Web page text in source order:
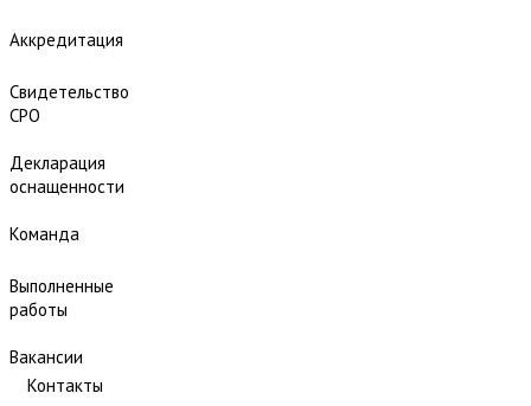
Аккредитация
Свидетельство
СРО
Декларация
оснащенности
Команда
Выполненные
работы
Вакансии
Контакты